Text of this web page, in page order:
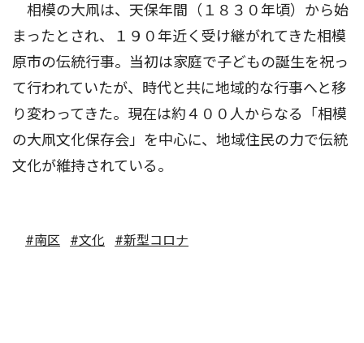
相模の大凧は、天保年間（１８３０年頃）から始
まったとされ、１９０年近く受け継がれてきた相模
原市の伝統行事。当初は家庭で子どもの誕生を祝っ
て行われていたが、時代と共に地域的な行事へと移
り変わってきた。現在は約４００人からなる「相模
の大凧文化保存会」を中心に、地域住民の力で伝統
文化が維持されている。
#南区 #文化 #新型コロナ